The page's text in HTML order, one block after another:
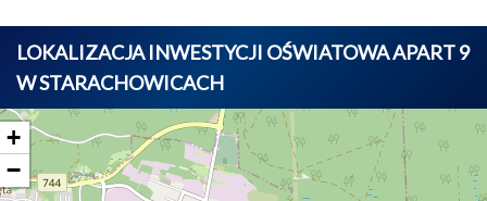
LOKALIZACJA INWESTYCJI OŚWIATOWA APART 9
W STARACHOWICACH
+
−